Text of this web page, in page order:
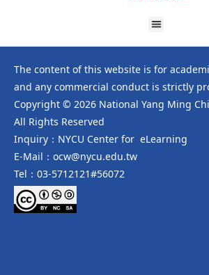
The content of this website is for
and any commercial conduct is strictly
Copyright © 2026 National Yang Ming
All Rights Reserved
Inquiry：NYCU Center for eLearning
E-Mail：ocw@nycu.edu.tw
Tel：03-5712121#56072